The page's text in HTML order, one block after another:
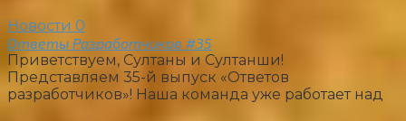
Новости 0
Ответы Разработчиков #35
Приветствуем, Султаны и Султанши!
Представляем 35-й выпуск «Ответов
разработчиков»! Наша команда уже работает над